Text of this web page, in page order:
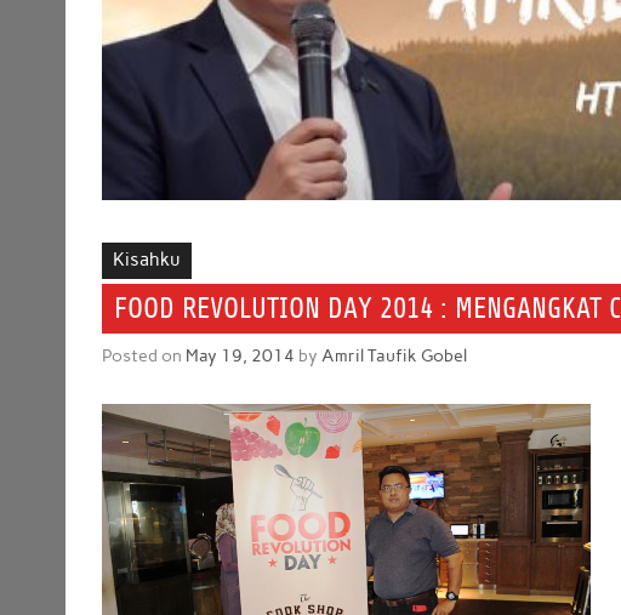
Kisahku
FOOD REVOLUTION DAY 2014 : MENGANGKAT
Posted on May 19, 2014 byAmril Taufik Gobel